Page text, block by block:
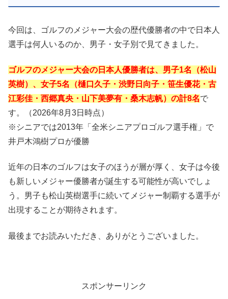
今回は、ゴルフのメジャー大会の歴代優勝者の中で日本人
選手は何人いるのか、男子・女子別で見てきました。
ゴルフのメジャー大会の日本人優勝者は、男子1名（松山
英樹）、女子5名（樋口久子・渋野日向子・笹生優花・古
江彩佳・西郷真央・山下美夢有・桑木志帆）の計8名で
す。（2026年8月3日時点）
※シニアでは2013年「全米シニアプロゴルフ選手権」で
井戸木鴻樹プロが優勝
近年の日本のゴルフは女子のほうが層が厚く、女子は今後
も新しいメジャー優勝者が誕生する可能性が高いでしょ
う。男子も松山英樹選手に続いてメジャー制覇する選手が
出現することが期待されます。
最後までお読みいただき、ありがとうございました。
スポンサーリンク